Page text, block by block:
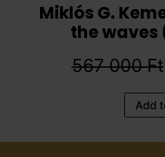
Miklós G.
the waves
567 000Ft
Add